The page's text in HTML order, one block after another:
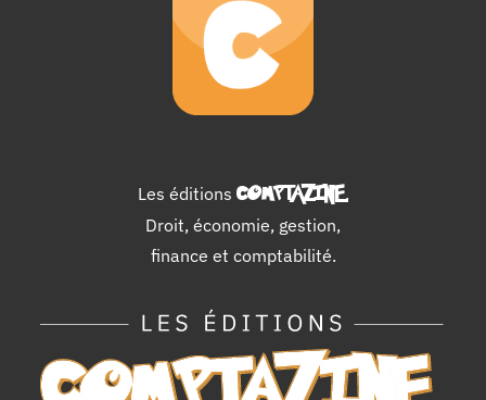
Les éditions COMPTAZINE.
Droit, économie, gestion,
finance et comptabilité.